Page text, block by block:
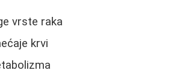
vrste raka
krvi